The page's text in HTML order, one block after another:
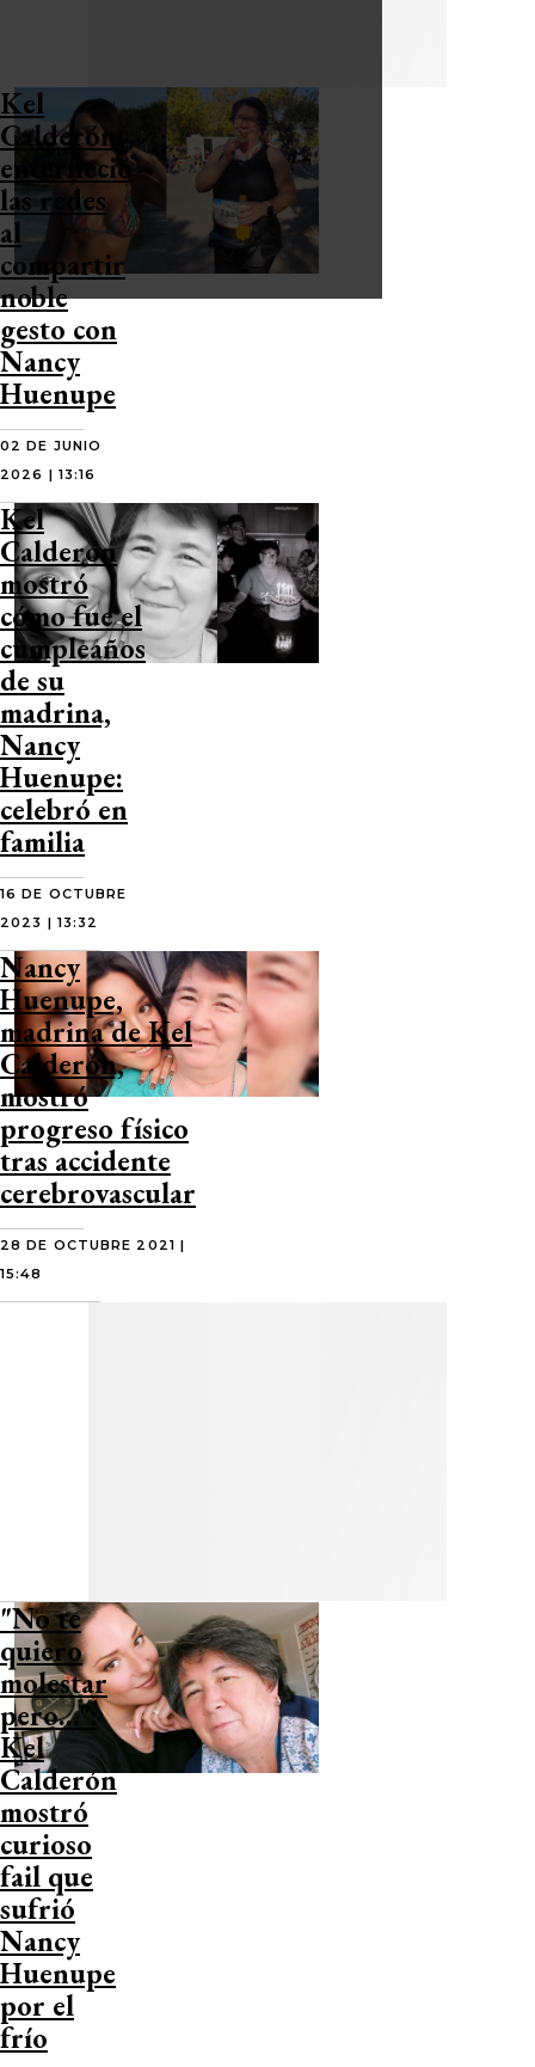
Kel
Calderón
enterneció
las redes
al
compartir
noble
gesto con
Nancy
Huenupe
02 DE JUNIO
2026 | 13:16
Kel
Calderón
mostró
cómo fue el
cumpleaños
de su
madrina,
Nancy
Huenupe:
celebró en
familia
16 DE OCTUBRE
2023 | 13:32
Nancy
Huenupe,
madrina de Kel
Calderón,
mostró
progreso físico
tras accidente
cerebrovascular
28 DE OCTUBRE 2021 |
15:48
"No te
quiero
molestar
pero…":
Kel
Calderón
mostró
curioso
fail que
sufrió
Nancy
Huenupe
por el
frío